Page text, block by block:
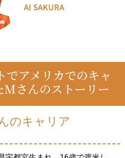
AI SAKURA
アメリカでのキャ
Mさんのストーリー
のキャリア